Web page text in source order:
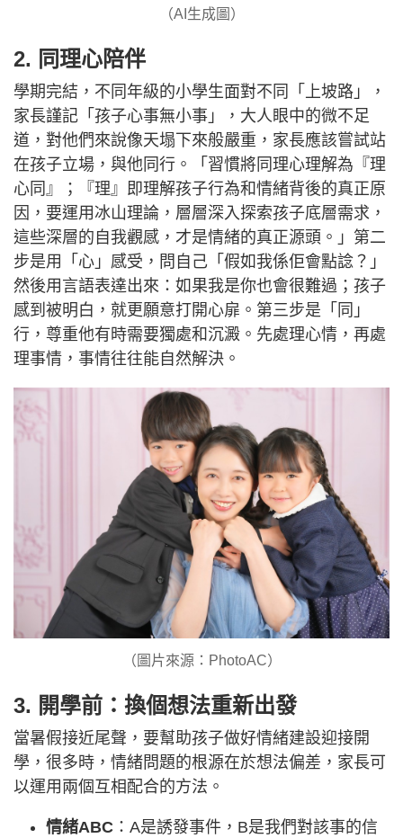
（AI生成圖）
2. 同理心陪伴
學期完結，不同年級的小學生面對不同「上坡路」，
家長謹記「孩子心事無小事」，大人眼中的微不足
道，對他們來說像天塌下來般嚴重，家長應該嘗試站
在孩子立場，與他同行。「習慣將同理心理解為『理
心同』；『理』即理解孩子行為和情緒背後的真正原
因，要運用冰山理論，層層深入探索孩子底層需求，
這些深層的自我觀感，才是情緒的真正源頭。」第二
步是用「心」感受，問自己「假如我係佢會點諗？」
然後用言語表達出來：如果我是你也會很難過；孩子
感到被明白，就更願意打開心扉。第三步是「同」
行，尊重他有時需要獨處和沉澱。先處理心情，再處
理事情，事情往往能自然解決。
（圖片來源：PhotoAC）
3. 開學前：換個想法重新出發
當暑假接近尾聲，要幫助孩子做好情緒建設迎接開
學，很多時，情緒問題的根源在於想法偏差，家長可
以運用兩個互相配合的方法。
情緒ABC ：A是誘發事件，B是我們對該事的信